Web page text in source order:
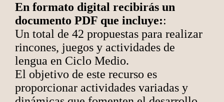
En formato digital recibirás un
documento PDF que incluye::
Un total de 42 propuestas para realizar
rincones, juegos y actividades de
lengua en Ciclo Medio.
El objetivo de este recurso es
proporcionar actividades variadas y